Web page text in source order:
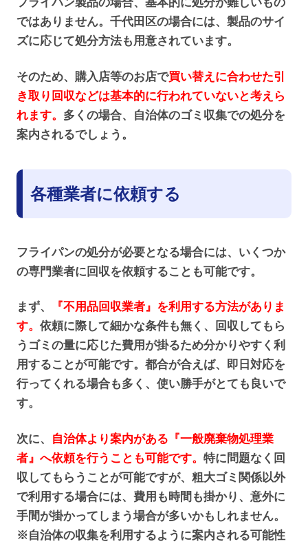
フライパン製品の場合、基本的に処分が難しいもの
ではありません。千代田区の場合には、製品のサイ
ズに応じて処分方法も用意されています。
そのため、購入店等のお店で買い替えに合わせた引
き取り回収などは基本的に行われていないと考えら
れます。 多くの場合、自治体のゴミ収集での処分を
案内されるでしょう。
各種業者に依頼する
フライパンの処分が必要となる場合には、いくつか
の専門業者に回収を依頼することも可能です。
まず、
『不用品回収業者』を利用する方法がありま
す。 依頼に際して細かな条件も無く、回収してもら
うゴミの量に応じた費用が掛るため分かりやすく利
用することが可能です。都合が合えば、即日対応を
行ってくれる場合も多く、使い勝手がとても良いで
す。
次に、
自治体より案内がある『一般廃棄物処理業
者』へ依頼を行うことも可能です。 特に問題なく回
収してもらうことが可能ですが、粗大ゴミ関係以外
で利用する場合には、費用も時間も掛かり、意外に
手間が掛かってしまう場合が多いかもしれません。
※自治体の収集を利用するように案内される可能性